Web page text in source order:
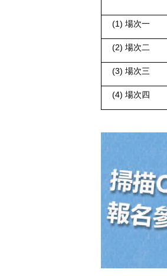
(1) 場次一
(2) 場次二
(3) 場次三
(4) 場次四